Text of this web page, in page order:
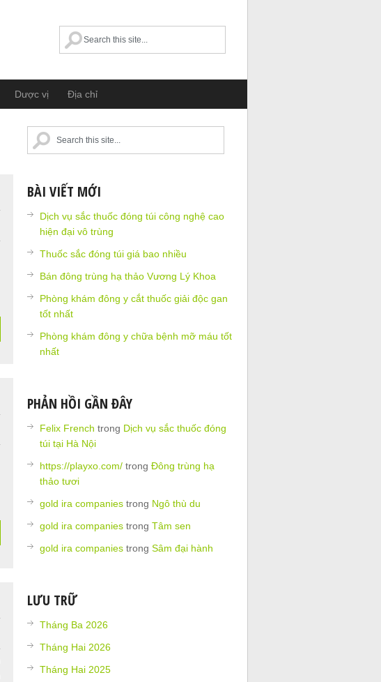
Dược vị Địa chỉ
BÀI VIẾT MỚI
Dịch vụ sắc thuốc đóng túi công nghệ cao
hiện đại vô trùng
Thuốc sắc đóng túi giá bao nhiều
Bán đông trùng hạ thảo Vương Lý Khoa
Phòng khám đông y cắt thuốc giải độc gan
tốt nhất
Phòng khám đông y chữa bệnh mỡ máu tốt
nhất
PHẢN HỒI GẦN ĐÂY
Felix French trong Dịch vụ sắc thuốc đóng
túi tại Hà Nội
https://playxo.com/ trong Đông trùng hạ
thảo tươi
gold ira companies trong Ngô thù du
gold ira companies trong Tâm sen
gold ira companies trong Sâm đại hành
LƯU TRỮ
Tháng Ba 2026
Tháng Hai 2026
Tháng Hai 2025